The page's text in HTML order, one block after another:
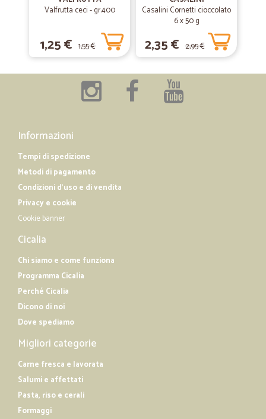
Valfrutta ceci - gr.400
1,25 € 1,55 €
Casalini Cornetti cioccolato
6 x 50 g
2,35 € 2,95 €
Informazioni
Tempi di spedizione
Metodi di pagamento
Condizioni d'uso e di vendita
Privacy e cookie
Cookie banner
Cicalia
Chi siamo e come funziona
Programma Cicalia
Perché Cicalia
Dicono di noi
Dove spediamo
Migliori categorie
Carne fresca e lavorata
Salumi e affettati
Pasta, riso e cerali
Formaggi